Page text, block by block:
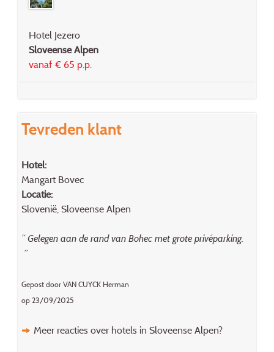
Hotel Jezero
Sloveense Alpen
vanaf € 65 p.p.
Tevreden klant
Hotel:
Mangart Bovec
Locatie:
Slovenië, Sloveense Alpen
“ Gelegen aan de rand van Bohec met grote privéparking.
”
Gepost door VAN CUYCK Herman
op 23/09/2025
Meer reacties over hotels in Sloveense Alpen?